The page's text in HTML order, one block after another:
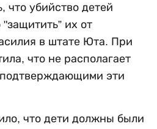
что убийство детей
их от
в штате Юта. При
что не располагает
подтверждающими эти
что дети должны были